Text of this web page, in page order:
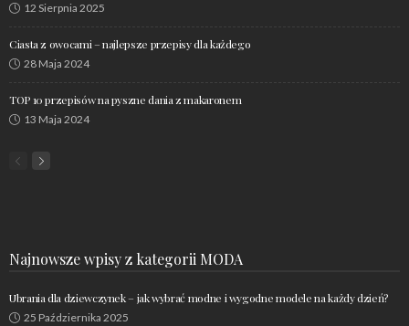
12 Sierpnia 2025
Ciasta z owocami – najlepsze przepisy dla każdego
28 Maja 2024
TOP 10 przepisów na pyszne dania z makaronem
13 Maja 2024
Najnowsze wpisy z kategorii MODA
Ubrania dla dziewczynek – jak wybrać modne i wygodne modele na każdy dzień?
25 Października 2025